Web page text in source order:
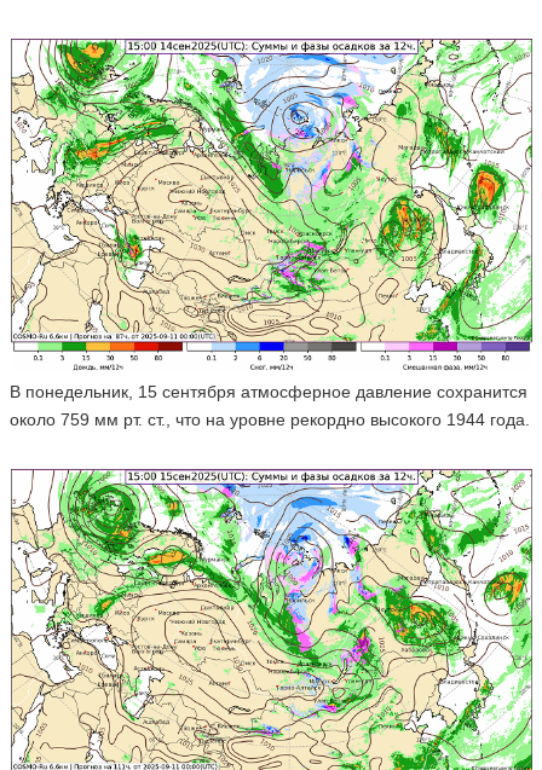
В понедельник, 15 сентября атмосферное давление сохранится
около 759 мм рт. ст., что на уровне рекордно высокого 1944 года.